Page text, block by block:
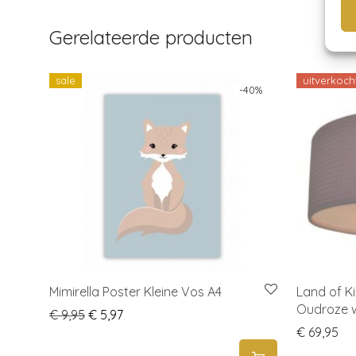
Gerelateerde producten
-40%
sale
Mimirella Poster Kleine Vos A4
€9,95 Original price was: € 9,95.
€ 5,97Current price is: € 5,97.
Land of
Oudroze
€ 69,95